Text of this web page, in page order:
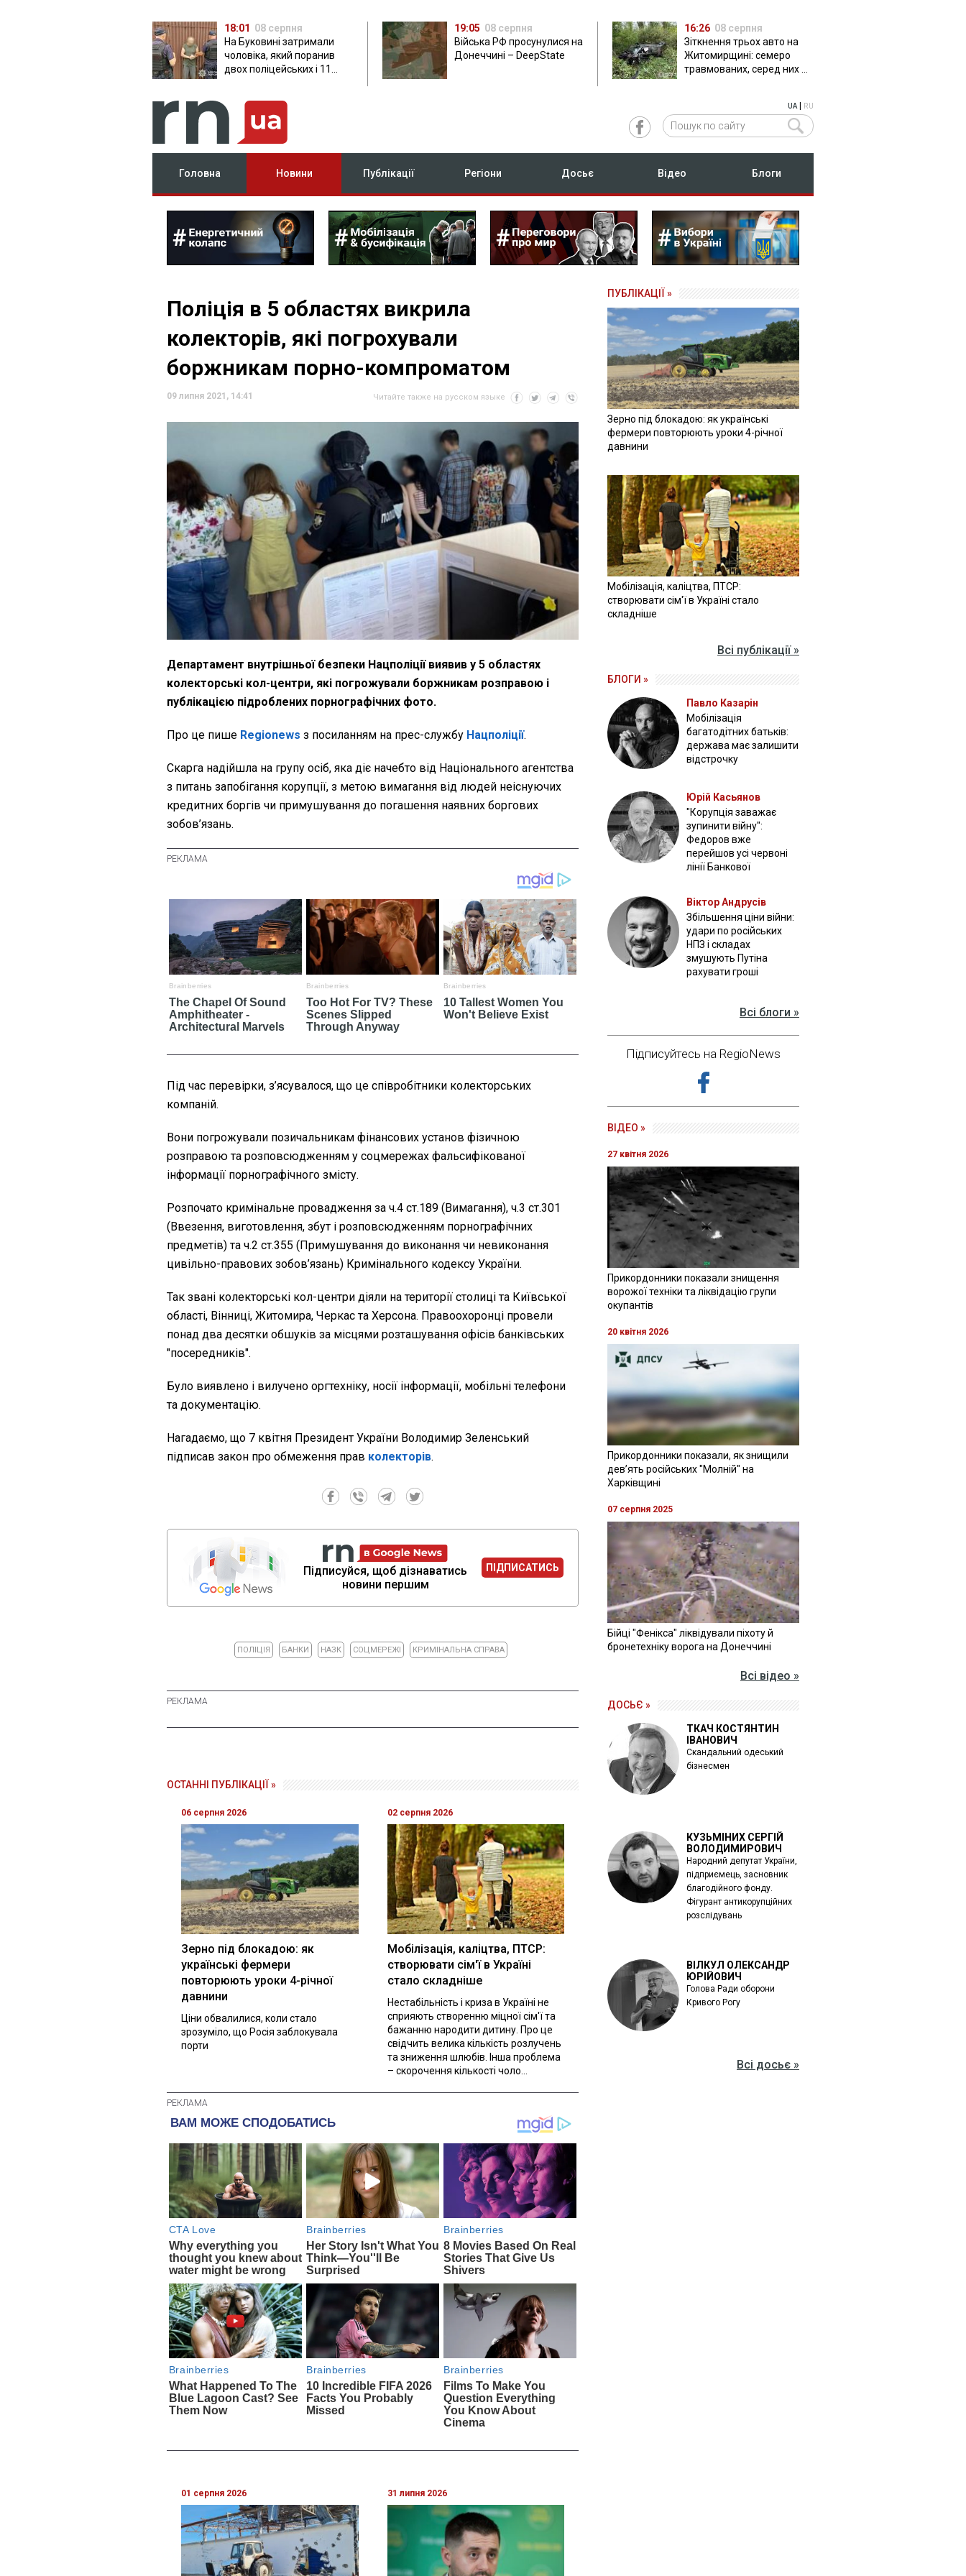
18:01 08 серпня
На Буковині затримали
чоловіка, який поранив
двох поліцейських і 11
19:05 08 серпня
Війська РФ просунулися на
Донеччині – DeepState
16:26 08 серпня
Зіткнення трьох авто на
Житомирщині: семеро
травмованих, серед них –
UA| RU
Головна Новини Публікації Регіони Досьє Відео Блоги
Поліція в 5 областях викрила
колекторів, які погрохували
боржникам порно-компроматом
09 липня 2021, 14:41 Читайте также на русском языке
Департамент внутрішньої безпеки Нацполіції виявив у 5 областях
колекторські кол-центри, які погрожували боржникам розправою і
публікацією підроблених порнографічних фото.
Про це пише Regionews з посиланням на прес-службу Нацполіції.
Скарга надійшла на групу осіб, яка діє начебто від Національного агентства
з питань запобігання корупції, з метою вимагання від людей неіснуючих
кредитних боргів чи примушування до погашення наявних боргових
зобов’язань.
Під час перевірки, з’ясувалося, що це співробітники колекторських
компаній.
Вони погрожували позичальникам фінансових установ фізичною
розправою та розповсюдженням у соцмережах фальсифікованої
інформації порнографічного змісту.
Розпочато кримінальне провадження за ч.4 ст.189 (Вимагання), ч.3 ст.301
(Ввезення, виготовлення, збут і розповсюдженням порнографічних
предметів) та ч.2 ст.355 (Примушування до виконання чи невиконання
цивільно-правових зобов’язань) Кримінального кодексу України.
Так звані колекторські кол-центри діяли на території столиці та Київської
області, Вінниці, Житомира, Черкас та Херсона. Правоохоронці провели
понад два десятки обшуків за місцями розташування офісів банківських
"посередників".
Було виявлено і вилучено оргтехніку, носії інформації, мобільні телефони
та документацію.
Нагадаємо, що 7 квітня Президент України Володимир Зеленський
підписав закон про обмеження прав колекторів.
Підписуйся, щоб дізнаватись
новини першим
ПІДПИСАТИСЬ
ПОЛІЦІЯ БАНКИ НАЗК СОЦМЕРЕЖІ КРИМІНАЛЬНА СПРАВА
ОСТАННІ ПУБЛІКАЦІЇ »
06 серпня 2026
Зерно під блокадою: як
українські фермери
повторюють уроки 4-річної
давнини
Ціни обвалилися, коли стало
зрозуміло, що Росія заблокувала
порти
02 серпня 2026
Мобілізація, каліцтва, ПТСР:
створювати сім'ї в Україні
стало складніше
Нестабільність і криза в Україні не
сприяють створенню міцної сім'ї та
бажанню народити дитину. Про це
свідчить велика кількість розлучень
та зниження шлюбів. Інша проблема
– скорочення кількості чоло...
01 серпня 2026 31 липня 2026
ПУБЛІКАЦІЇ »
Зерно під блокадою: як українські
фермери повторюють уроки 4-річної
давнини
Мобілізація, каліцтва, ПТСР:
створювати сім'ї в Україні стало
складніше
Всі публікації »
БЛОГИ »
Павло Казарін
Мобілізація
багатодітних батьків:
держава має залишити
відстрочку
Юрій Касьянов
"Корупція заважає
зупинити війну":
Федоров вже
перейшов усі червоні
лінії Банкової
Віктор Андрусів
Збільшення ціни війни:
удари по російських
НПЗ і складах
змушують Путіна
рахувати гроші
Всі блоги »
Підписуйтесь на RegioNews
ВІДЕО »
27 квітня 2026
Прикордонники показали знищення
ворожої техніки та ліквідацію групи
окупантів
20 квітня 2026
Прикордонники показали, як знищили
девʼять російських "Молній" на
Харківщині
07 серпня 2025
Бійці "Фенікса" ліквідували піхоту й
бронетехніку ворога на Донеччині
Всі відео »
ДОСЬЄ »
ТКАЧ КОСТЯНТИН
ІВАНОВИЧ
Скандальний одеський
бізнесмен
КУЗЬМІНИХ СЕРГІЙ
ВОЛОДИМИРОВИЧ
Народний депутат України,
підприємець, засновник
благодійного фонду.
Фігурант антикорупційних
розслідувань
ВІЛКУЛ ОЛЕКСАНДР
ЮРІЙОВИЧ
Голова Ради оборони
Кривого Рогу
Всі досьє »